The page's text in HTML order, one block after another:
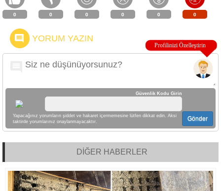
0 0 0 0 0 0
YORUM YAZIN
Güvenlik Kodu Girin
Yapacağınız yorumların şiddet ve hakaret içermemesine lütfen dikkat edin. Aksi
taktirde yorumlarınız onaylanmayacaktır.
Gönder
DİĞER HABERLER